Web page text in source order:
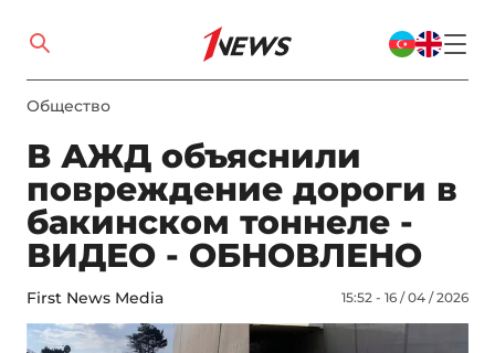
Общество
В АЖД объяснили
повреждение дороги в
бакинском тоннеле -
ВИДЕО - ОБНОВЛЕНО
First News Media 15:52 - 16 / 04 / 2026